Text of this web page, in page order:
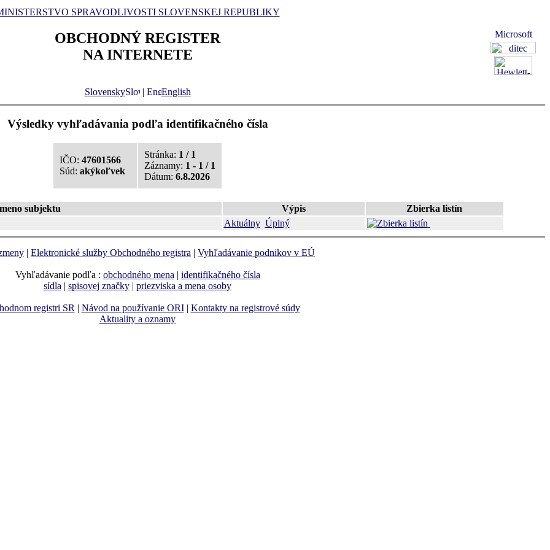
SPRAVODLIVOSTI SLOVENSKEJ REPUBLIKY
OBCHODNÝ REGISTER
NA INTERNETE
Slovensky | English
Výsledky vyhľadávania podľa identifikačného čísla
IČO: 47601566
Súd: akýkoľvek
Stránka: 1 / 1
Záznamy: 1 - 1 / 1
Dátum: 6.8.2026
subjektu Výpis
Zbierka listín
Aktuálny Úplný
| Elektronické služby Obchodného registra | Vyhľadávanie podnikov v EÚ
Vyhľadávanie podľa : obchodného mena| identifikačného čísla
sídla | spisovej značky | priezviska a mena osoby
registri SR| Návod na používanie ORI| Kontakty na registrové súdy
Aktuality a oznamy